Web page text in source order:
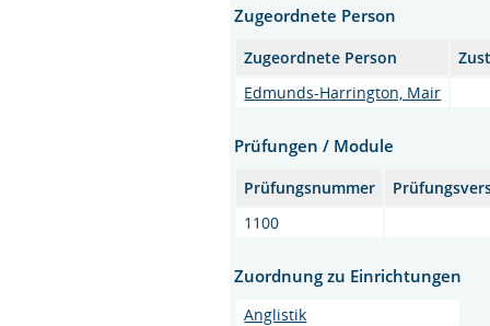
Zugeordnete Person
Zugeordnete Person
Edmunds-Harrington, Mair
Prüfungen / Module
Prüfungsnummer
1100
Zuordnung zu Einrichtungen
Anglistik